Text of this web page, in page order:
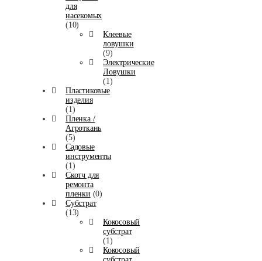
для
насекомых
(10)
Клеевые
ловушки
(9)
Электрические
Ловушки
(1)
Пластиковые
изделия
(1)
Пленка /
Агроткань
(5)
Садовые
инструменты
(1)
Скотч для
ремонта
пленки (0)
Субстрат
(13)
Кокосовый
субстрат
(1)
Кокосовый